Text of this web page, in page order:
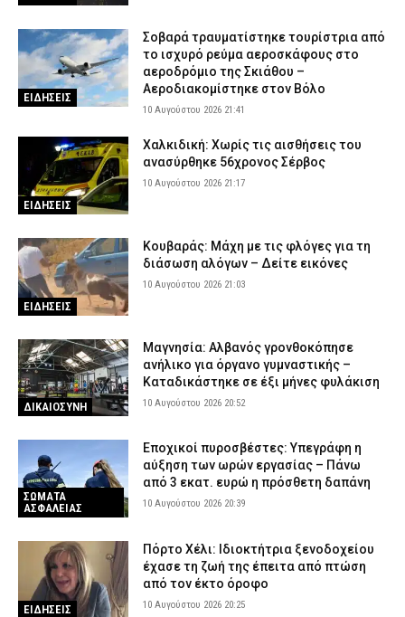
προϋποθέσεις
ΣΩΜΑΤΑ ΑΣΦΑΛΕΙΑΣ
Έβρος: Σε Αστυνομικούς Υποδιευθυντές προήχθησαν πέντε
υπηρετούντες Αστυνόμοι Α’ – Αναλυτικά τα ονόματα
ΣΩΜΑΤΑ ΑΣΦΑΛΕΙΑΣ 10 Αυγούστου 2026 14:48
νοσοκομείο – «Με χτύπησε με μανία»
ΑΣΤΥΝΟΜΙΑ 10 Αυγούστου 2026 14:36
Πάρος: «Δεν ήταν κοντά στο παιδί» λέει ο ιδιοκτήτης του beach
bar για τον πατέρα του τετράχρονου που πνίγηκε
ΕΙΔΗΣΕΙΣ 10 Αυγούστου 2026 14:22
ΕΙΔΗΣΕΙΣ
Σοβαρά τραυματίστηκε τουρίστρια από
το ισχυρό ρεύμα αεροσκάφους στο
αεροδρόμιο της Σκιάθου –
Αεροδιακομίστηκε στον Βόλο
10 Αυγούστου 2026 21:41
ΕΙΔΗΣΕΙΣ
Χαλκιδική: Χωρίς τις αισθήσεις του
ανασύρθηκε 56χρονος Σέρβος
10 Αυγούστου 2026 21:17
ΕΙΔΗΣΕΙΣ
Κουβαράς: Μάχη με τις φλόγες για τη
διάσωση αλόγων – Δείτε εικόνες
10 Αυγούστου 2026 21:03
ΔΙΚΑΙΟΣΥΝΗ
Μαγνησία: Αλβανός γρονθοκόπησε
ανήλικο για όργανο γυμναστικής –
Καταδικάστηκε σε έξι μήνες φυλάκιση
10 Αυγούστου 2026 20:52
ΣΩΜΑΤΑ
ΑΣΦΑΛΕΙΑΣ
Εποχικοί πυροσβέστες: Υπεγράφη η
αύξηση των ωρών εργασίας – Πάνω
από 3 εκατ. ευρώ η πρόσθετη δαπάνη
10 Αυγούστου 2026 20:39
ΕΙΔΗΣΕΙΣ
Πόρτο Χέλι: Ιδιοκτήτρια ξενοδοχείου
έχασε τη ζωή της έπειτα από πτώση
από τον έκτο όροφο
10 Αυγούστου 2026 20:25